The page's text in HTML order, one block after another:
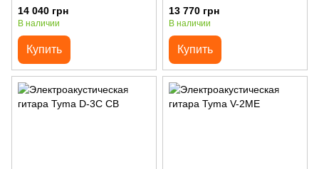
14 040 грн
В наличии
Купить
13 770 грн
В наличии
Купить